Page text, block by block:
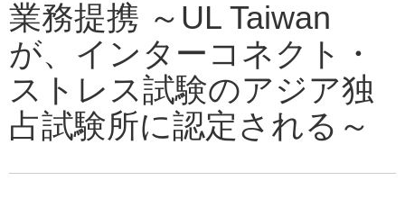
業務提携 ～UL Taiwan
が、インターコネクト・
ストレス試験のアジア独
占試験所に認定される～